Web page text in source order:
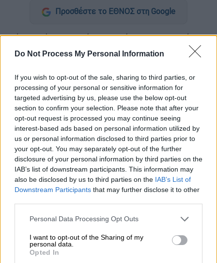
Do Not Process My Personal Information
If you wish to opt-out of the sale, sharing to third parties, or
processing of your personal or sensitive information for
targeted advertising by us, please use the below opt-out
section to confirm your selection. Please note that after your
opt-out request is processed you may continue seeing
interest-based ads based on personal information utilized by
us or personal information disclosed to third parties prior to
your opt-out. You may separately opt-out of the further
disclosure of your personal information by third parties on the
IAB’s list of downstream participants. This information may
also be disclosed by us to third parties on the IAB’s List of
Downstream Participants that may further disclose it to other
Please note that this website/app uses one or more Google
not limited to your visit or usage behaviour. You may click to
grant or deny consent to Google and its third-party tags to
use your data for below specified purposes in below Google
Personal Data Processing Opt Outs
I want to opt-out of the Sharing of my
personal data.
Opted In
Προσθέστε το ΕΘΝΟΣ στη Google
Νέα μεγάλη επιχείρηση βρίσκεται σε εξέλιξη
από το «ελληνικό FBI» για υπόθεση
τις αρχές να έχουν προχωρήσει μέχρι
στιγμής σε 13 συλλήψεις σε Κοζάνη και
Αγρίνιο.
Συγκεκριμένα, από τοπρωί της Τετάρτης 3/6
βρίσκεται σε εξέλιξη μεγάλη αστυνομική
επιχείρηση της Υποδιεύθυνσης Δίωξης
Οικονομικών Εγκλημάτων της ΔΑΟΕ, με
στόχο την εξάρθρωση εγκληματικής
οργάνωσης που φέρεται να εμπλέκεται σε
υπόθεση απάτης εις βάρος των οικονομικών
καθώς και σε ψευδή δήλωση.
ΔΙΑΒΑΣΤΕ ΕΠΙΣΗΣ